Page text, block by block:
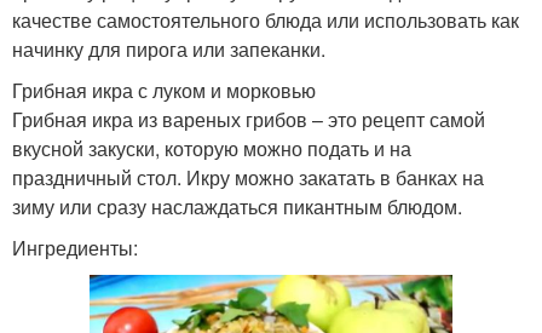
качестве самостоятельного блюда или использовать как
начинку для пирога или запеканки.
Грибная икра с луком и морковью
Грибная икра из вареных грибов – это рецепт самой
вкусной закуски, которую можно подать и на
праздничный стол. Икру можно закатать в банках на
зиму или сразу наслаждаться пикантным блюдом.
Ингредиенты: